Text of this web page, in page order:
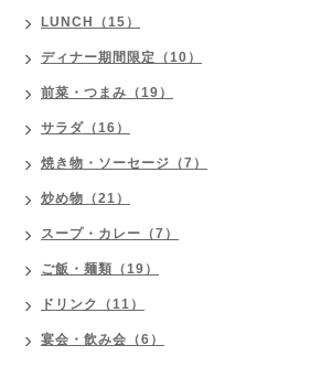
LUNCH（15）
ディナー期間限定（10）
前菜・つまみ（19）
サラダ（16）
焼き物・ソーセージ（7）
炒め物（21）
スープ・カレー（7）
ご飯・麺類（19）
ドリンク（11）
宴会・飲み会（6）